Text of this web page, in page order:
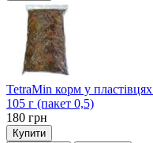
TetraMin корм у
105 г (пакет 0,5)
180 грн
Купити